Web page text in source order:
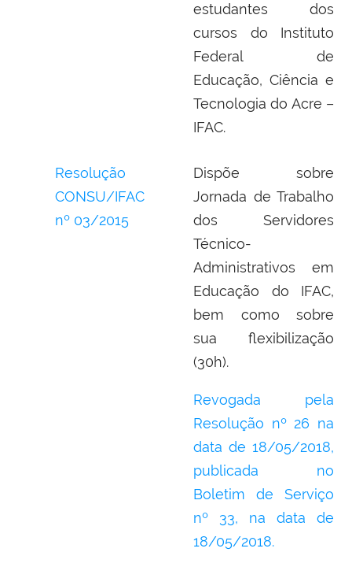
estudantes dos
cursos do Instituto
Federal de
Educação, Ciência e
Tecnologia do Acre –
IFAC.
Resolução
CONSU/IFAC
nº 03/2015
Dispõe sobre
Jornada de Trabalho
dos Servidores
Técnico-
Administrativos em
Educação do IFAC,
bem como sobre
sua flexibilização
(30h).
Revogada pela
Resolução nº 26 na
data de 18/05/2018,
publicada no
Boletim de Serviço
nº 33, na data de
18/05/2018.